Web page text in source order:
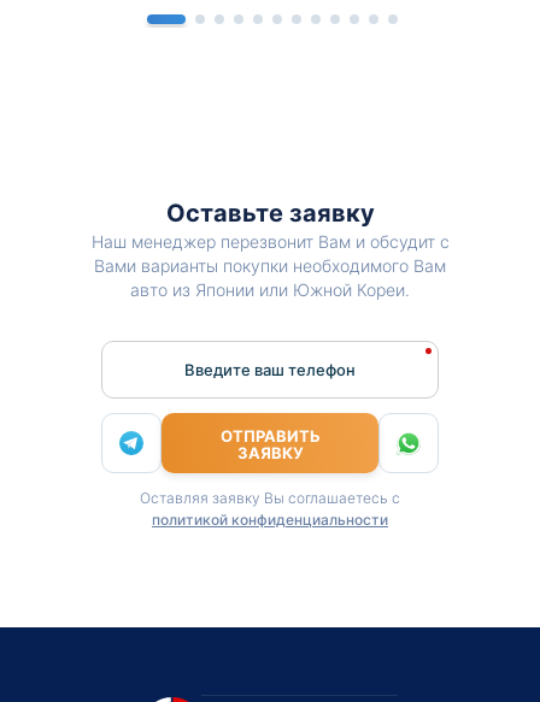
Оставьте заявку
Наш менеджер перезвонит Вам и обсудит с
Вами варианты покупки необходимого Вам
авто из Японии или Южной Кореи.
Введите ваш телефон
ОТПРАВИТЬ
ЗАЯВКУ
Оставляя заявку Вы соглашаетесь с
политикой конфиденциальности